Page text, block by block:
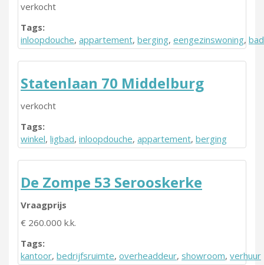
verkocht
Tags:
inloopdouche, appartement, berging, eengezinswoning,
Statenlaan 70 Middelburg
verkocht
Tags:
winkel, ligbad, inloopdouche, appartement, berging
De Zompe 53 Serooskerke
Vraagprijs
€ 260.000 k.k.
Tags:
kantoor, bedrijfsruimte, overheaddeur, showroom, verhuur